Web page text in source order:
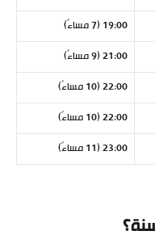
19:00 (7 مساءً)
21:00 (9 مساءً)
22:00 (10 مساءً)
22:00 (10 مساءً)
23:00 (11 مساءً)